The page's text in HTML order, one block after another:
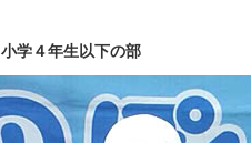
小学４年生以下の部